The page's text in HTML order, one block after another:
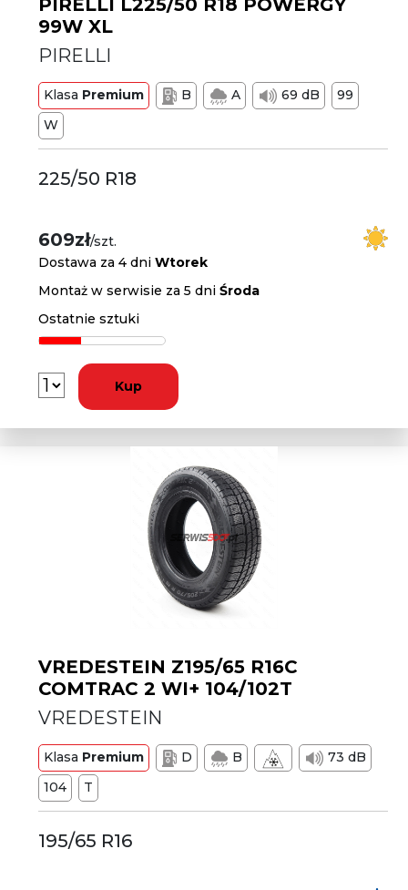
PIRELLI L225/50 R18 POWERGY
99W XL
PIRELLI
Klasa Premium B A 69 dB
99
W
225/50 R18
609zł/szt.
Dostawa za 4 dniWtorek
Montaż w serwisie za 5 dniŚroda
Ostatnie sztuki
Kup
VREDESTEIN Z195/65 R16C
COMTRAC 2 WI+ 104/102T
VREDESTEIN
Klasa Premium D B
73 dB
104
T
195/65 R16